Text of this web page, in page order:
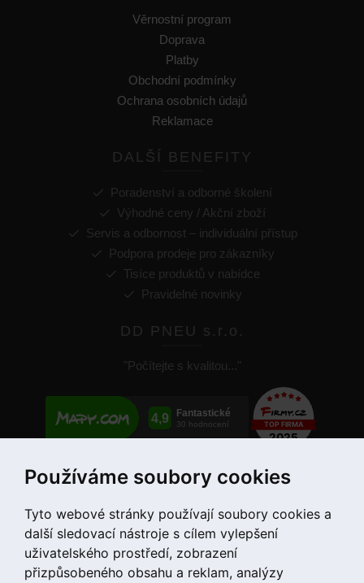
Používáme soubory cookies
Tyto webové stránky používají soubory cookies a
další sledovací nástroje s cílem vylepšení
uživatelského prostředí, zobrazení
přizpůsobeného obsahu a reklam, analýzy
Věrnostní program
Doprava
Platby
Obchodní podmínky
Ochrana osobních údajů
Reklamace
DALŠÍ BENEFITY
Poradenství a odborné školení
Výhodné ceny / Akční zboží
Servis a odbornost – individuální přístup
Podpora prodeje pro zákazníky
Tisíce produktů v nabídce
Pravidelné novinky
DD PNEU s.r.o.
"Počítejte s kvalitou..."
+420 775 55 66 99